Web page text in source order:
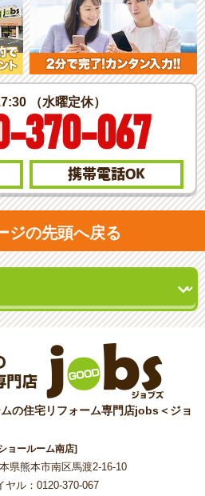
（水曜定休）
370-067
携帯電話OK
ジの先頭へ戻る
の住宅リフォーム専門店jobs＜ジョ
ョールーム南店]
県熊本市南区馬渡2-16-10
ヤル：0120-370-067